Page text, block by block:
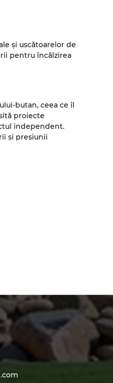
și uscătoarelor de
pentru încălzirea
butan, ceea ce îl
proiecte
independent.
și presiunii